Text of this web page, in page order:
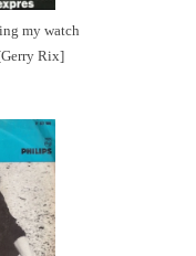
my watch
Rix]